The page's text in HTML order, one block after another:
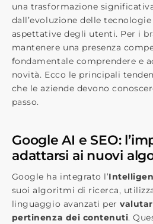
una trasformazione
dall’evoluzione delle
aspettative degli utenti. Per i
mantenere una presenza
fondamentale comprendere e
novità. Ecco le principali
che le aziende devono
passo.
Google AI e SEO:
adattarsi ai nuovi
Google ha integrato l’
suoi algoritmi di ricerca,
linguaggio avanzati per
pertinenza dei contenuti.